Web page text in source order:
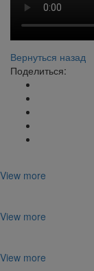
Вернуться назад
Поделиться:
View more
View more
View more